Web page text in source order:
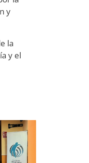
y
la
y el